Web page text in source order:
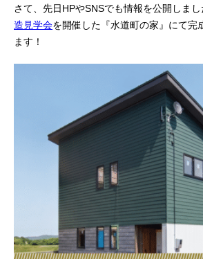
さて、先日HPやSNSでも情報を公開しま
造見学会を開催した『水道町の家』にて完
ます！